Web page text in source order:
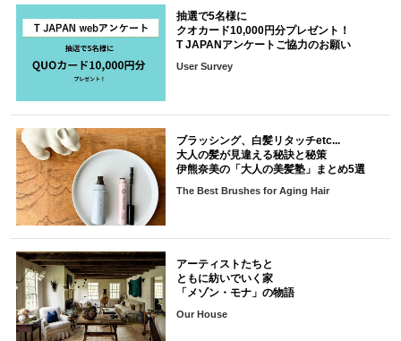
抽選で5名様に
クオカード10,000円分プレゼント！
T JAPANアンケートご協力のお願い
User Survey
ブラッシング、白髪リタッチetc...
大人の髪が見違える秘訣と秘策
伊熊奈美の「大人の美髪塾」まとめ5選
The Best Brushes for Aging Hair
アーティストたちと
ともに紡いでいく家
「メゾン・モナ」の物語
Our House